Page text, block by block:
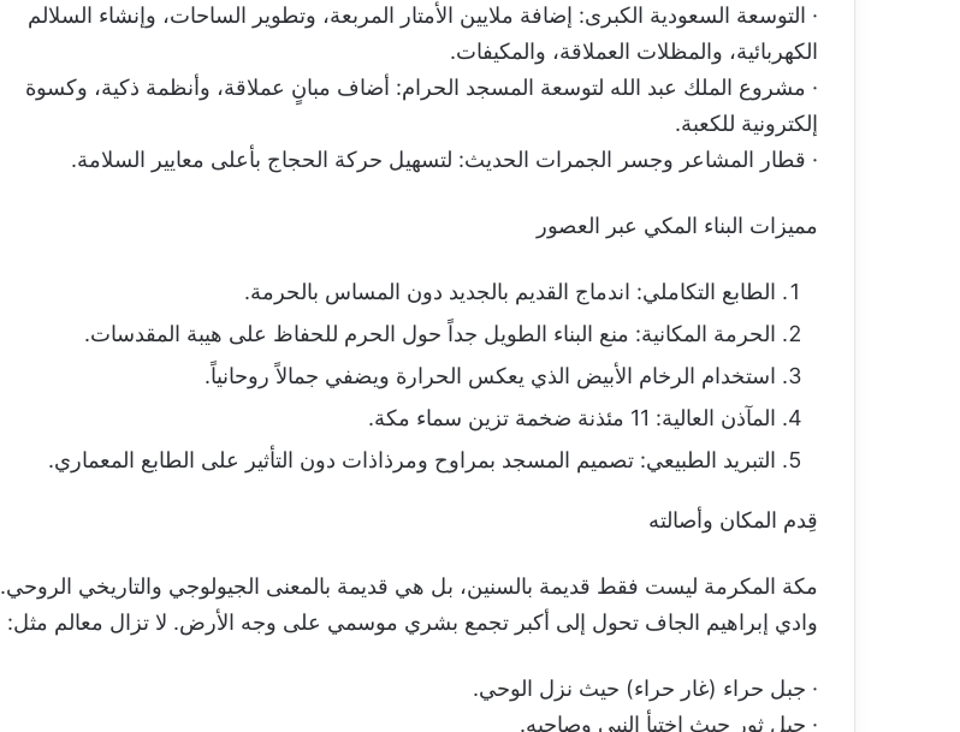
· التوسعة السعودية الكبرى: إضافة ملايين الأمتار المربعة، وتطوير الساحات، وإنشاء السلالم
الكهربائية، والمظلات العملاقة، والمكيفات.
· مشروع الملك عبد الله لتوسعة المسجد الحرام: أضاف مبانٍ عملاقة، وأنظمة ذكية، وكسوة
إلكترونية للكعبة.
· قطار المشاعر وجسر الجمرات الحديث: لتسهيل حركة الحجاج بأعلى معايير السلامة.
مميزات البناء المكي عبر العصور
الطابع التكاملي: اندماج القديم بالجديد دون المساس بالحرمة.
الحرمة المكانية: منع البناء الطويل جداً حول الحرم للحفاظ على هيبة المقدسات.
استخدام الرخام الأبيض الذي يعكس الحرارة ويضفي جمالاً روحانياً.
المآذن العالية: 11 مئذنة ضخمة تزين سماء مكة.
التبريد الطبيعي: تصميم المسجد بمراوح ومرذاذات دون التأثير على الطابع المعماري.
قِدم المكان وأصالته
مكة المكرمة ليست فقط قديمة بالسنين، بل هي قديمة بالمعنى الجيولوجي والتاريخي الروحي.
وادي إبراهيم الجاف تحول إلى أكبر تجمع بشري موسمي على وجه الأرض. لا تزال معالم مثل:
· جبل حراء (غار حراء) حيث نزل الوحي.
· جبل ثور حيث اختبأ النبي وصاحبه.